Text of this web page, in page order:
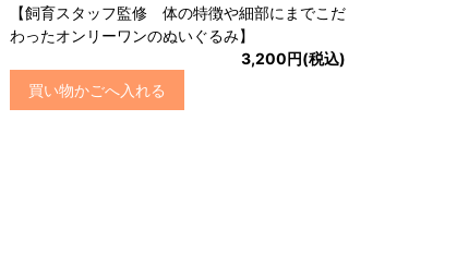
【飼育スタッフ監修 体の特徴や細部にまでこだ
わったオンリーワンのぬいぐるみ】
3,200円(税込)
買い物かごへ入れる